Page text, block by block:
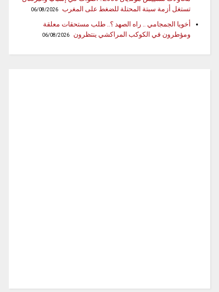
تستغل أزمة سبتة المحتلة للضغط على المغرب
06/08/2026
أخويا الجمجامي .. راه الصهد ؟.. طلب مستحقات معلقة
ومؤطرون في الكوكب المراكشي ينتظرون
06/08/2026